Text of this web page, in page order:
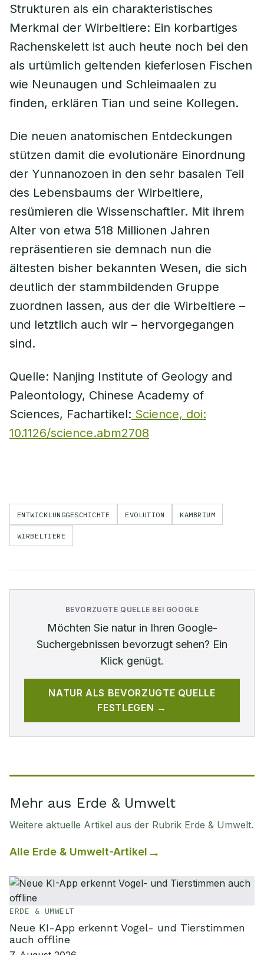
Strukturen als ein charakteristisches
Merkmal der Wirbeltiere: Ein korbartiges
Rachenskelett ist auch heute noch bei den
als urtümlich geltenden kieferlosen Fischen
wie Neunaugen und Schleimaalen zu
finden, erklären Tian und seine Kollegen.
Die neuen anatomischen Entdeckungen
stützen damit die evolutionäre Einordnung
der Yunnanozoen in den sehr basalen Teil
des Lebensbaums der Wirbeltiere,
resümieren die Wissenschaftler. Mit ihrem
Alter von etwa 518 Millionen Jahren
repräsentieren sie demnach nun die
ältesten bisher bekannten Wesen, die sich
deutlich der stammbildenden Gruppe
zuordnen lassen, aus der die Wirbeltiere –
und letztlich auch wir – hervorgegangen
sind.
Quelle: Nanjing Institute of Geology and
Paleontology, Chinese Academy of
Sciences, Fachartikel: Science, doi:
10.1126/science.abm2708
ENTWICKLUNGGESCHICHTE EVOLUTION KAMBRIUM
WIRBELTIERE
BEVORZUGTE QUELLE BEI GOOGLE
Möchten Sie naturin Ihren Google-
Suchergebnissen bevorzugt sehen? Ein
Klick genügt.
NATUR ALS BEVORZUGTE QUELLE
FESTLEGEN →
Mehr aus Erde & Umwelt
Weitere aktuelle Artikel aus der Rubrik Erde & Umwelt.
Alle Erde & Umwelt-Artikel
ERDE & UMWELT
Neue KI-App erkennt Vogel- und Tierstimmen
auch offline